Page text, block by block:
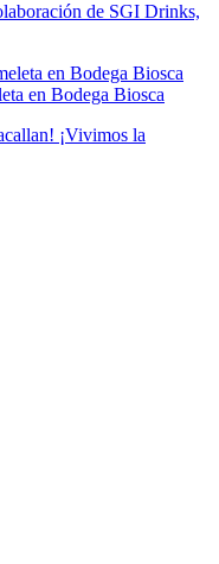
de SGI Drinks,
en Bodega Biosca
¡Vivimos la